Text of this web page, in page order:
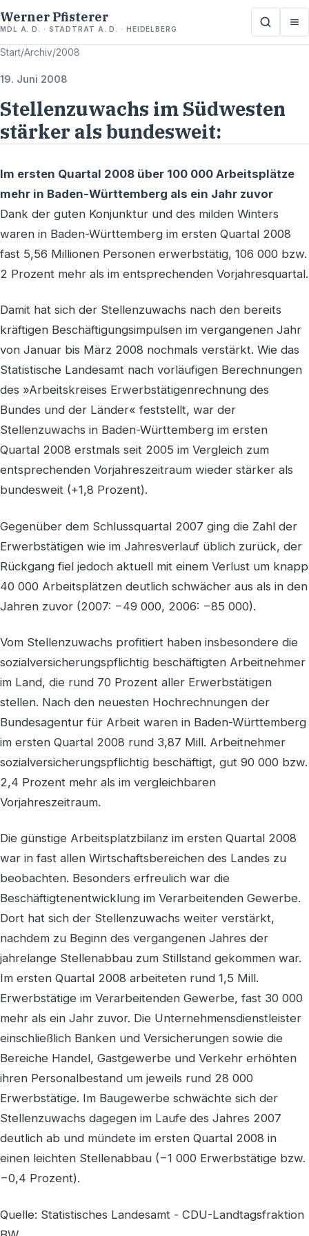
Werner Pfisterer
MDL A. D. · STADTRAT A. D. · HEIDELBERG
Start/Archiv/2008
19. Juni 2008
Stellenzuwachs im Südwesten
stärker als bundesweit:
Im ersten Quartal 2008 über 100 000 Arbeitsplätze
mehr in Baden-Württemberg als ein Jahr zuvor
Dank der guten Konjunktur und des milden Winters
waren in Baden-Württemberg im ersten Quartal 2008
fast 5,56 Millionen Personen erwerbstätig, 106 000 bzw.
2 Prozent mehr als im entsprechenden Vorjahresquartal.
Damit hat sich der Stellenzuwachs nach den bereits
kräftigen Beschäftigungsimpulsen im vergangenen Jahr
von Januar bis März 2008 nochmals verstärkt. Wie das
Statistische Landesamt nach vorläufigen Berechnungen
des »Arbeitskreises Erwerbstätigenrechnung des
Bundes und der Länder« feststellt, war der
Stellenzuwachs in Baden-Württemberg im ersten
Quartal 2008 erstmals seit 2005 im Vergleich zum
entsprechenden Vorjahreszeitraum wieder stärker als
bundesweit (+1,8 Prozent).
Gegenüber dem Schlussquartal 2007 ging die Zahl der
Erwerbstätigen wie im Jahresverlauf üblich zurück, der
Rückgang fiel jedoch aktuell mit einem Verlust um knapp
40 000 Arbeitsplätzen deutlich schwächer aus als in den
Jahren zuvor (2007: −49 000, 2006: −85 000).
Vom Stellenzuwachs profitiert haben insbesondere die
sozialversicherungspflichtig beschäftigten Arbeitnehmer
im Land, die rund 70 Prozent aller Erwerbstätigen
stellen. Nach den neuesten Hochrechnungen der
Bundesagentur für Arbeit waren in Baden-Württemberg
im ersten Quartal 2008 rund 3,87 Mill. Arbeitnehmer
sozialversicherungspflichtig beschäftigt, gut 90 000 bzw.
2,4 Prozent mehr als im vergleichbaren
Vorjahreszeitraum.
Die günstige Arbeitsplatzbilanz im ersten Quartal 2008
war in fast allen Wirtschaftsbereichen des Landes zu
beobachten. Besonders erfreulich war die
Beschäftigtenentwicklung im Verarbeitenden Gewerbe.
Dort hat sich der Stellenzuwachs weiter verstärkt,
nachdem zu Beginn des vergangenen Jahres der
jahrelange Stellenabbau zum Stillstand gekommen war.
Im ersten Quartal 2008 arbeiteten rund 1,5 Mill.
Erwerbstätige im Verarbeitenden Gewerbe, fast 30 000
mehr als ein Jahr zuvor. Die Unternehmensdienstleister
einschließlich Banken und Versicherungen sowie die
Bereiche Handel, Gastgewerbe und Verkehr erhöhten
ihren Personalbestand um jeweils rund 28 000
Erwerbstätige. Im Baugewerbe schwächte sich der
Stellenzuwachs dagegen im Laufe des Jahres 2007
deutlich ab und mündete im ersten Quartal 2008 in
einen leichten Stellenabbau (−1 000 Erwerbstätige bzw.
−0,4 Prozent).
Quelle: Statistisches Landesamt - CDU-Landtagsfraktion